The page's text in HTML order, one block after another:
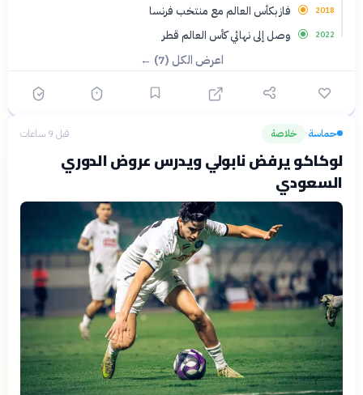
2018 فاز بكأس العالم مع منتخب فرنسا
2022 وصل إلى نهائي كأس العالم قطر
اعرض الكل (7) ←
حماسة› خلاصة قبل 9 ساعات
لوكاكو يرفض نابولي ويدرس عروض الدوري
السعودي